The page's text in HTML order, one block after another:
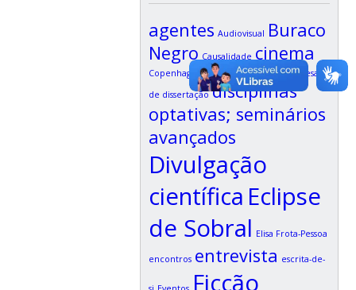
agentes Audiovisual Buraco
Negro Causalidade cinema
Copenhagen David Bohm defesa Defesa
de dissertação disciplinas
optativas; seminários
avançados
Divulgação
científica Eclipse
de Sobral Elisa Frota-Pessoa
encontros entrevista escrita-de-
Ficção